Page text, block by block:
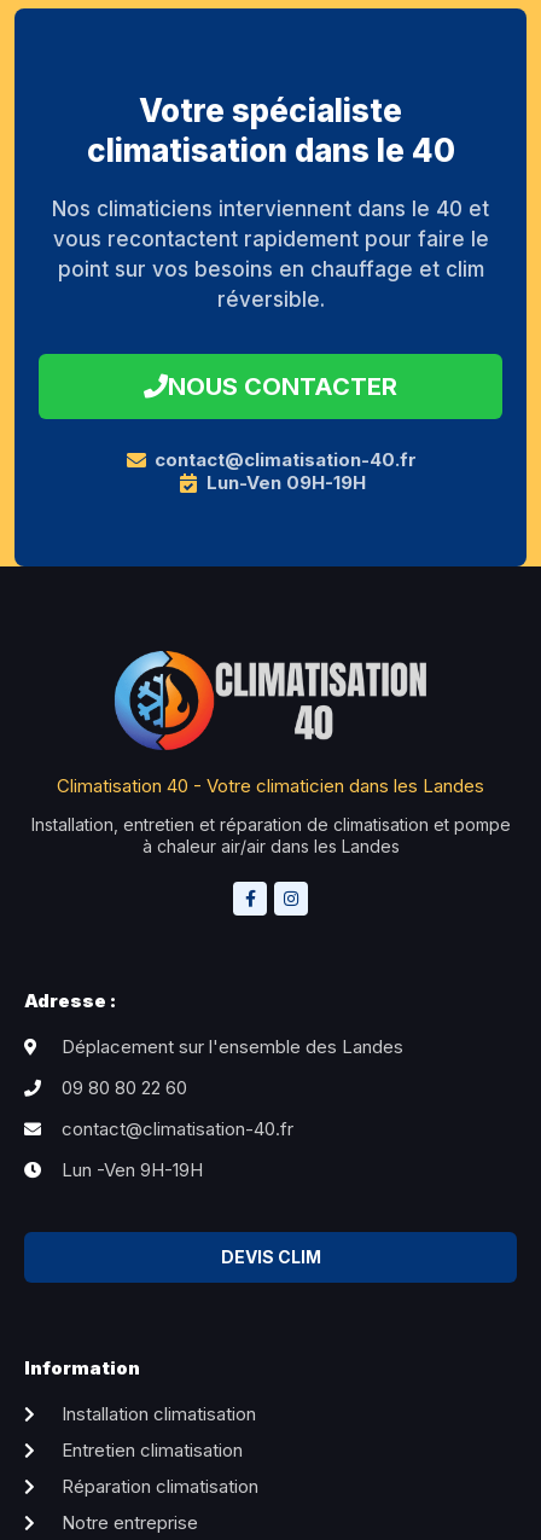
Votre spécialiste
climatisation dans le 40
Nos climaticiens interviennent dans le 40 et
vous recontactent rapidement pour faire le
point sur vos besoins en chauffage et clim
réversible.
NOUS CONTACTER
contact@climatisation-40.fr
Lun-Ven 09H-19H
Climatisation 40 - Votre climaticien dans les Landes
Installation, entretien et réparation de climatisation et pompe
à chaleur air/air dans les Landes
Adresse :
Déplacement sur l'ensemble des Landes
09 80 80 22 60
contact@climatisation-40.fr
Lun -Ven 9H-19H
DEVIS CLIM
Information
Installation climatisation
Entretien climatisation
Réparation climatisation
Notre entreprise